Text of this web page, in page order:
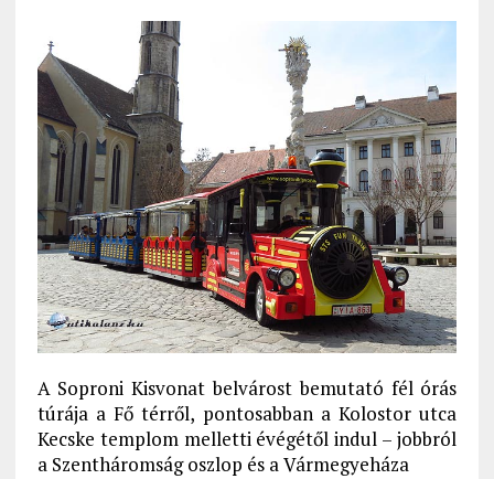
A Soproni Kisvonat belvárost bemutató fél órás
túrája a Fő térről, pontosabban a Kolostor utca
Kecske templom melletti évégétől indul – jobbról
a Szentháromság oszlop és a Vármegyeháza